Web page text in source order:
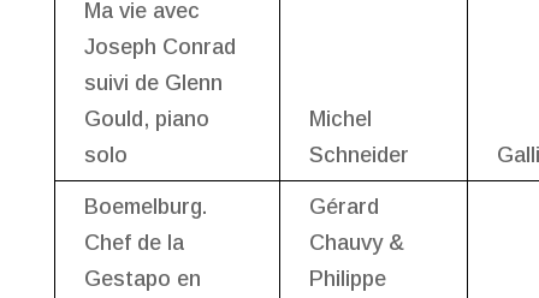
Ma vie avec
Joseph Conrad
suivi de Glenn
Gould, piano
solo
Michel
Schneider
Boemelburg.
Chef de la
Gestapo en
Gérard
Chauvy &
Philippe